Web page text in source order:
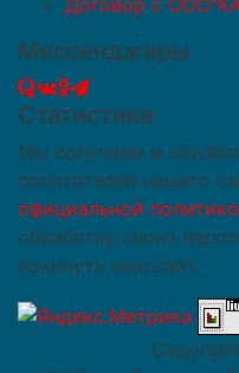
Мессенджеры
Статистика
Мы получаем и
посетителей нашего
официальной
обработку своих
покинуть наш сайт.